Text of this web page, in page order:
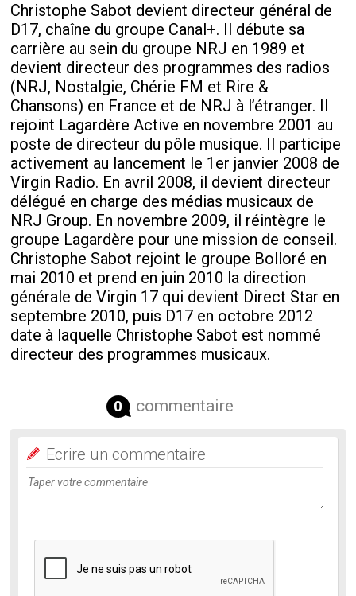
Christophe Sabot devient directeur général de
D17, chaîne du groupe Canal+. Il débute sa
carrière au sein du groupe NRJ en 1989 et
devient directeur des programmes des radios
(NRJ, Nostalgie, Chérie FM et Rire &
Chansons) en France et de NRJ à l’étranger. Il
rejoint Lagardère Active en novembre 2001 au
poste de directeur du pôle musique. Il participe
activement au lancement le 1 er janvier 2008 de
Virgin Radio. En avril 2008, il devient directeur
délégué en charge des médias musicaux de
NRJ Group. En novembre 2009, il réintègre le
groupe Lagardère pour une mission de conseil.
Christophe Sabot rejoint le groupe Bolloré en
mai 2010 et prend en juin 2010 la direction
générale de Virgin 17 qui devient Direct Star en
septembre 2010, puis D17 en octobre 2012
date à laquelle Christophe Sabot est nommé
directeur des programmes musicaux.
0 commentaire
Ecrire un commentaire